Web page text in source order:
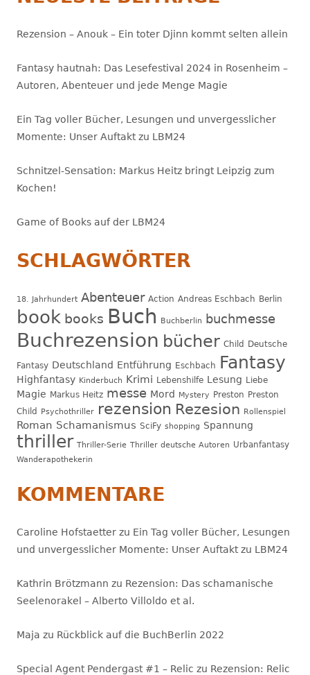
Rezension – Anouk – Ein toter Djinn kommt selten allein
Fantasy hautnah: Das Lesefestival 2024 in Rosenheim –
Autoren, Abenteuer und jede Menge Magie
Ein Tag voller Bücher, Lesungen und unvergesslicher
Momente: Unser Auftakt zu LBM24
Schnitzel-Sensation: Markus Heitz bringt Leipzig zum
Kochen!
Game of Books auf der LBM24
SCHLAGWÖRTER
18. Jahrhundert Abenteuer Action Andreas Eschbach Berlin
book books Buch Buchberlin buchmesse
Buchrezension bücher Child Deutsche
Fantasy Deutschland Entführung Eschbach Fantasy
Highfantasy Kinderbuch Krimi Lebenshilfe Lesung Liebe
Magie Markus Heitz messe Mord Mystery Preston Preston
Child Psychothriller rezension Rezesion Rollenspiel
Roman Schamanismus SciFy shopping Spannung
thriller Thriller-Serie Thriller deutsche Autoren Urbanfantasy
Wanderapothekerin
KOMMENTARE
Caroline Hofstaetter zu Ein Tag voller Bücher, Lesungen
und unvergesslicher Momente: Unser Auftakt zu LBM24
Kathrin Brötzmann zu Rezension: Das schamanische
Seelenorakel – Alberto Villoldo et al.
Maja zu Rückblick auf die BuchBerlin 2022
Special Agent Pendergast #1 – Relic zu Rezension: Relic